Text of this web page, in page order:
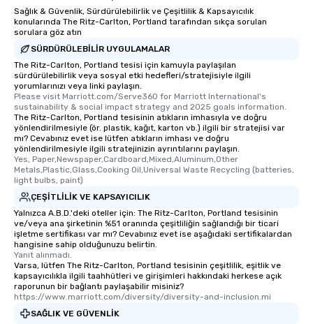
Sağlık & Güvenlik, Sürdürülebilirlik ve Çeşitlilik & Kapsayıcılık
konularında The Ritz-Carlton, Portland tarafından sıkça sorulan
sorulara göz atın
SÜRDÜRÜLEBILIR UYGULAMALAR
The Ritz-Carlton, Portland tesisi için kamuyla paylaşılan
sürdürülebilirlik veya sosyal etki hedefleri/stratejisiyle ilgili
yorumlarınızı veya linki paylaşın.
Please visit Marriott.com/Serve360 for Marriott International's
sustainability & social impact strategy and 2025 goals information.
The Ritz-Carlton, Portland tesisinin atıkların imhasıyla ve doğru
yönlendirilmesiyle (ör. plastik, kağıt, karton vb.) ilgili bir stratejisi var
mı? Cevabınız evet ise lütfen atıkların imhası ve doğru
yönlendirilmesiyle ilgili stratejinizin ayrıntılarını paylaşın.
Yes, Paper,Newspaper,Cardboard,Mixed,Aluminum,Other
Metals,Plastic,Glass,Cooking Oil,Universal Waste Recycling (batteries,
light bulbs, paint)
ÇEŞITLILIK VE KAPSAYICILIK
Yalnızca A.B.D.'deki oteller için: The Ritz-Carlton, Portland tesisinin
ve/veya ana şirketinin %51 oranında çeşitliliğin sağlandığı bir ticari
işletme sertifikası var mı? Cevabınız evet ise aşağıdaki sertifikalardan
hangisine sahip olduğunuzu belirtin.
Yanıt alınmadı.
Varsa, lütfen The Ritz-Carlton, Portland tesisinin çeşitlilik, eşitlik ve
kapsayıcılıkla ilgili taahhütleri ve girişimleri hakkındaki herkese açık
raporunun bir bağlantı paylaşabilir misiniz?
https://www.marriott.com/diversity/diversity-and-inclusion.mi
SAĞLIK VE GÜVENLIK